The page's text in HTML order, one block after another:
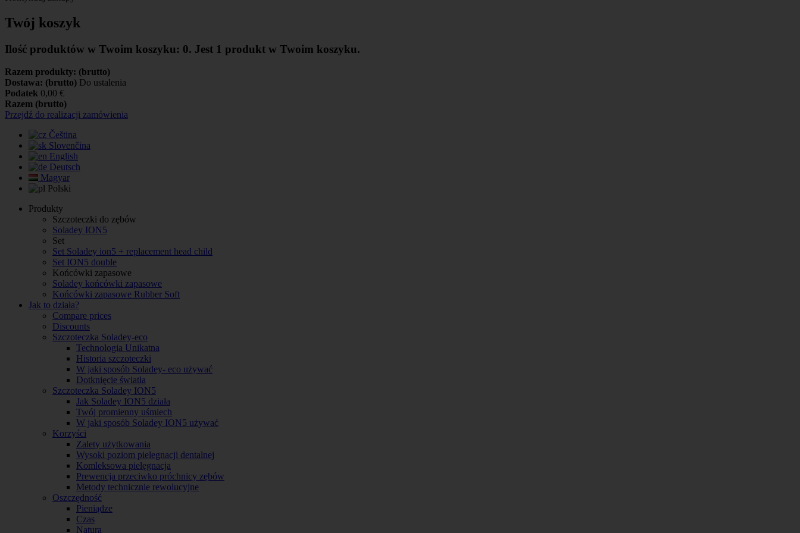
Twój koszyk
Ilość produktów w Twoim koszyku: 0. Jest 1 produkt w Twoim koszyku.
Razem produkty: (brutto)
Dostawa: (brutto) Do ustalenia
Podatek 0,00 €
Razem (brutto)
Przejdź do realizacji zamówienia
Čeština
Slovenčina
English
Deutsch
Magyar
Polski
Produkty
Szczoteczki do zębów
Soladey ION5
Set
Set Soladey ion5 + replacement head child
Set ION5 double
Końcówki zapasowe
Soladey końcówki zapasowe
Końcówki zapasowe Rubber Soft
Jak to działa?
Compare prices
Discounts
Szczoteczka Soladey-eco
Technologia Unikatna
Historia szczoteczki
W jaki sposób Soladey- eco używać
Dotknięcie światła
Szczoteczka Soladey ION5
Jak Soladey ION5 działa
Twój promienny uśmiech
W jaki sposób Soladey ION5 używać
Korzyści
Zalety użytkowania
Wysoki poziom pielegnacji dentalnej
Komleksowa pielęgnacja
Prewencja przeciwko próchnicy zębów
Metody technicznie rewolucyjne
Oszczędność
Pieniądze
Czas
Natura